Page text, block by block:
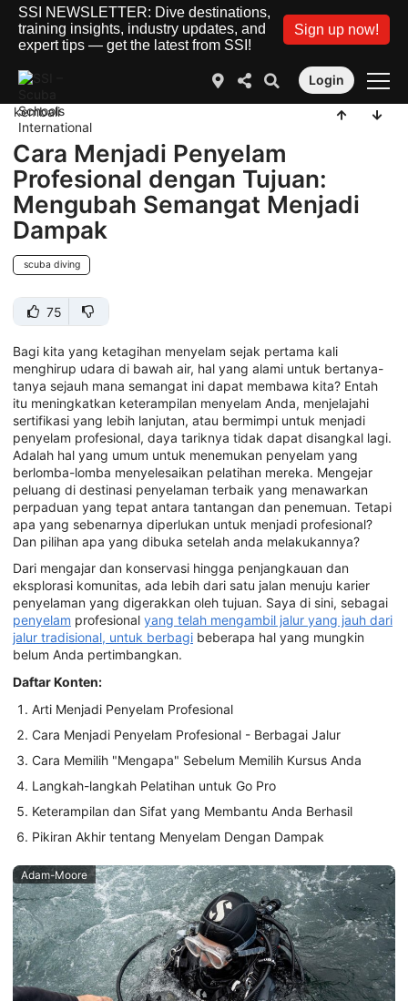
SSI NEWSLETTER: Dive destinations,
training insights, industry updates, and
expert tips — get the latest from SSI!
Sign up now!
Login
kembali
Cara Menjadi Penyelam
Profesional dengan Tujuan:
Mengubah Semangat Menjadi
Dampak
scuba diving
75
Bagi kita yang ketagihan menyelam sejak pertama kali
menghirup udara di bawah air, hal yang alami untuk bertanya-
tanya sejauh mana semangat ini dapat membawa kita? Entah
itu meningkatkan keterampilan menyelam Anda, menjelajahi
sertifikasi yang lebih lanjutan, atau bermimpi untuk menjadi
penyelam profesional, daya tariknya tidak dapat disangkal lagi.
Adalah hal yang umum untuk menemukan penyelam yang
berlomba-lomba menyelesaikan pelatihan mereka. Mengejar
peluang di destinasi penyelaman terbaik yang menawarkan
perpaduan yang tepat antara tantangan dan penemuan. Tetapi
apa yang sebenarnya diperlukan untuk menjadi profesional?
Dan pilihan apa yang dibuka setelah anda melakukannya?
Dari mengajar dan konservasi hingga penjangkauan dan
eksplorasi komunitas, ada lebih dari satu jalan menuju karier
penyelaman yang digerakkan oleh tujuan. Saya di sini, sebagai
penyelam profesional yang telah mengambil jalur yang jauh dari
jalur tradisional, untuk berbagi beberapa hal yang mungkin
belum Anda pertimbangkan.
Daftar Konten:
Arti Menjadi Penyelam Profesional
Cara Menjadi Penyelam Profesional - Berbagai Jalur
Cara Memilih "Mengapa" Sebelum Memilih Kursus Anda
Langkah-langkah Pelatihan untuk Go Pro
Keterampilan dan Sifat yang Membantu Anda Berhasil
Pikiran Akhir tentang Menyelam Dengan Dampak
Adam-Moore